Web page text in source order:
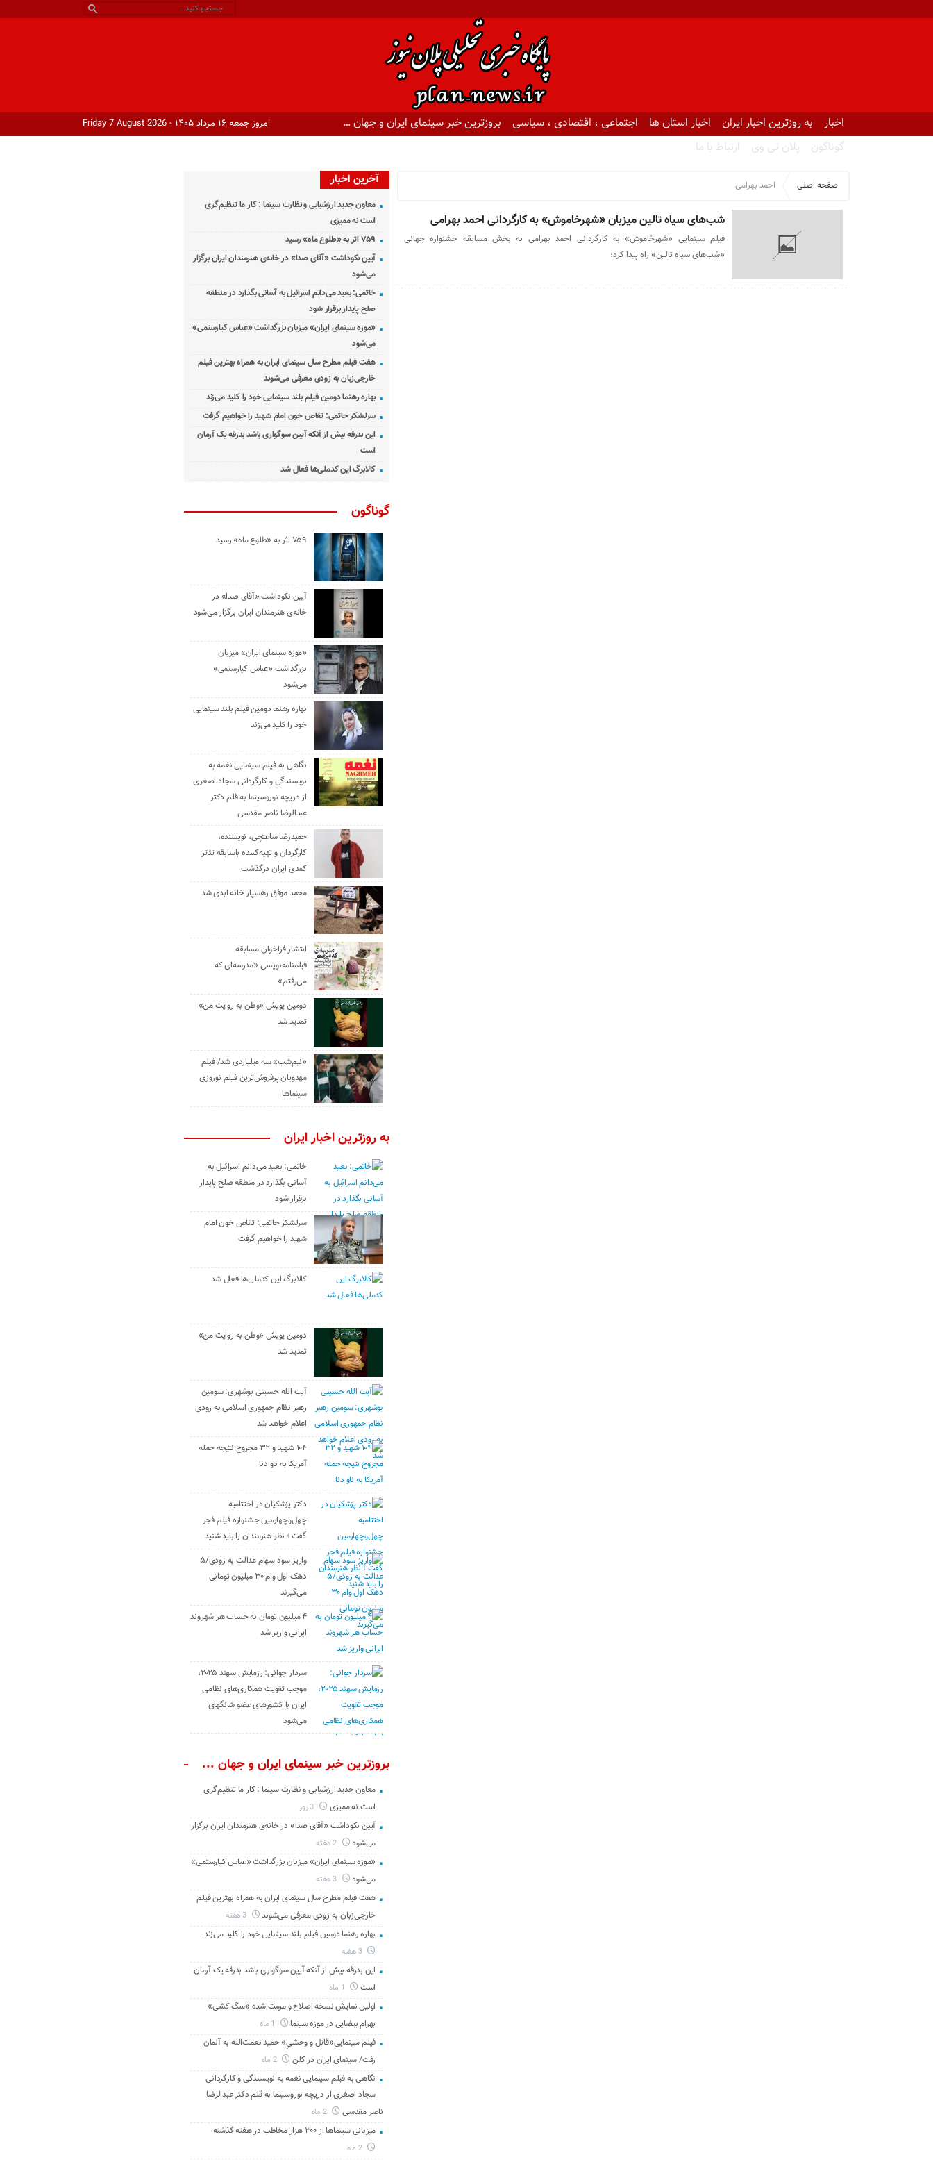
اخبار به روزترین اخبار ایران اخبار استان ها اجتماعی ، اقتصادی ، سیاسی
بروزترین خبر سینمای ایران و جهان …
گوناگون
پلان تی وی ارتباط با ما
امروز جمعه ۱۶ مرداد ۱۴۰۵ - Friday 7 August 2026
صفحه اصلی احمد بهرامی
شب‌های سیاه تالین میزبان «شهرخاموش» به کارگردانی احمد بهرامی
فیلم سینمایی «شهرخاموش» به کارگردانی احمد بهرامی به بخش مسابقه جشنواره جهانی
«شب‌های سیاه تالین» راه پیدا کرد؛
آخرین اخبار
معاون جدید ارزشیابی و نظارت سینما : کار ما تنظیم‌گری
است نه ممیزی
۷۵۹ اثر به «طلوع ماه» رسید
آیین نکوداشت «آقای صدا» در خانه‌ی هنرمندان ایران برگزار
می‌شود
خاتمی: بعید می‌دانم اسرائیل به آسانی بگذارد در منطقه
صلح پایدار برقرار شود
«موزه سینمای ایران» میزبان بزرگداشت «عباس کیارستمی»
می‌شود
هفت فیلم مطرح سال سینمای ایران به همراه بهترین فیلم
خارجی‌زبان به زودی معرفی می‌شوند
بهاره رهنما دومین فیلم بلند سینمایی خود را کلید می‌زند
سرلشکر حاتمی: تقاص خون امام شهید را خواهیم گرفت
این بدرقه بیش از آنکه آیین سوگواری باشد بدرقه یک آرمان
است
کالابرگ این کدملی‌ها فعال شد
گوناگون
۷۵۹ اثر به «طلوع ماه» رسید
آیین نکوداشت «آقای صدا» در
خانه‌ی هنرمندان ایران برگزار می‌شود
«موزه سینمای ایران» میزبان
بزرگداشت «عباس کیارستمی»
می‌شود
بهاره رهنما دومین فیلم بلند سینمایی
خود را کلید می‌زند
نگاهی به فیلم سینمایی نغمه به
نویسندگی و کارگردانی سجاد اصغری
از دریچه نوروسینما به قلم دکتر
عبدالرضا ناصر مقدسی
حمیدرضا ساعتچی، نویسنده،
کارگردان و تهیه‌کننده باسابقه تئاتر
کمدی ایران درگذشت
محمد موفق رهسپار خانه ابدی شد
انتشار فراخوان مسابقه
فیلمنامه‌نویسی «مدرسه‌ای که
می‌رفتم»
دومین پویش «وطن به روایت من»
تمدید شد
«نیم‌شب» سه میلیاردی شد/ فیلم
مهدویان پرفروش‌ترین فیلم نوروزی
سینماها
به روزترین اخبار ایران
خاتمی: بعید می‌دانم اسرائیل به
آسانی بگذارد در منطقه صلح پایدار
برقرار شود
سرلشکر حاتمی: تقاص خون امام
شهید را خواهیم گرفت
کالابرگ این کدملی‌ها فعال شد
دومین پویش «وطن به روایت من»
تمدید شد
آیت الله حسینی بوشهری: سومین
رهبر نظام جمهوری اسلامی به زودی
اعلام خواهد شد
۱۰۴ شهید و ۳۲ مجروح نتیجه حمله
آمریکا به ناو دنا
دکتر پزشکیان در اختتامیه
چهل‌وچهارمین جشنواره فیلم فجر
گفت ؛ نظر هنرمندان را باید شنید
واریز سود سهام عدالت به زودی/۵
دهک اول وام ۳۰ میلیون تومانی
می‌گیرند
۴ میلیون تومان به حساب هر شهروند
ایرانی واریز شد
سردار جوانی: رزمایش سهند ۲۰۲۵،
موجب تقویت همکاری‌های نظامی
ایران با کشور‌های عضو شانگهای
می‌شود
بروزترین خبر سینمای ایران و جهان ...
معاون جدید ارزشیابی و نظارت سینما : کار ما تنظیم‌گری
است نه ممیزی
آیین نکوداشت «آقای صدا» در خانه‌ی هنرمندان ایران برگزار
می‌شود
2 هفته
«موزه سینمای ایران» میزبان بزرگداشت «عباس کیارستمی»
می‌شود
3 هفته
هفت فیلم مطرح سال سینمای ایران به همراه بهترین فیلم
خارجی‌زبان به زودی معرفی می‌شوند
3 هفته
بهاره رهنما دومین فیلم بلند سینمایی خود را کلید می‌زند
3 هفته
این بدرقه بیش از آنکه آیین سوگواری باشد بدرقه یک آرمان
است
اولین نمایش نسخه اصلاح و مرمت شده «سگ کشی»
بهرام بیضایی در موزه سینما
فیلم سینمایی«قاتل و وحشیِ» حمید نعمت‌الله به آلمان
رفت/ سینمای ایران در کلن
2 ماه
نگاهی به فیلم سینمایی نغمه به نویسندگی و کارگردانی
سجاد اصغری از دریچه نوروسینما به قلم دکتر عبدالرضا
ناصر مقدسی
2 ماه
میزبانی سینماها از ۳۰۰ هزار مخاطب در هفته گذشته
2 ماه